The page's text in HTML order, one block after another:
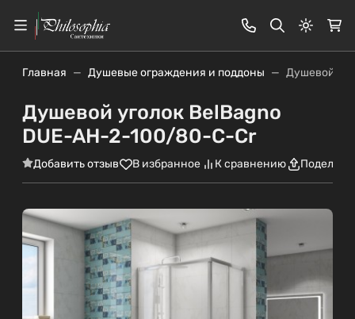
Главная Душевые ограждения и поддоны Душевой
Душевой уголок BelBagno
DUE-AH-2-100/80-C-Cr
Добавить отзыв В избранное К сравнению